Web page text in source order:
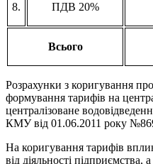
8. ПДВ 20%
Всього
Розрахунки з коригування
формування тарифів на
централізоване
КМУ від 01.06.2011 року
На коригування тарифів
від діяльності підприємства,